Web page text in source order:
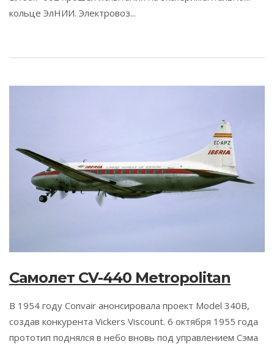
кольце ЭлНИИ. Электровоз...
Самолет CV-440 Metropolitan
В 1954 году Convair анонсировала проект Model 340В,
создав конкурента Vickers Viscount. 6 октября 1955 года
прототип поднялся в небо вновь под управлением Сэма